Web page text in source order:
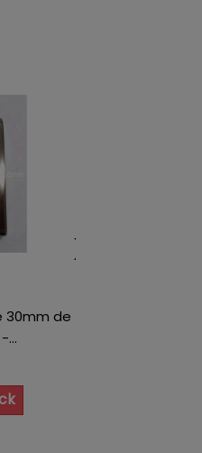
30mm de
...